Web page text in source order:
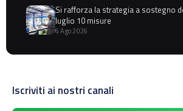
Si rafforza la strategia a sostegno
luglio 10 misure
6 Ago 2026
Iscriviti ai nostri canali